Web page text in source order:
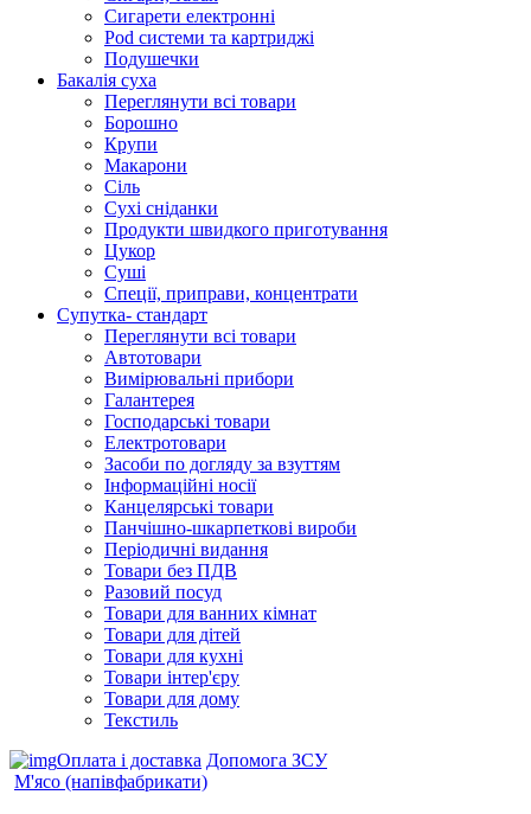
Сигарети електронні
Pod системи та картриджі
Подушечки
Бакалія суха
Переглянути всі товари
Борошно
Крупи
Макарони
Сіль
Сухі сніданки
Продукти швидкого приготування
Цукор
Суші
Спеції, приправи, концентрати
Супутка- стандарт
Переглянути всі товари
Автотовари
Вимірювальні прибори
Галантерея
Господарські товари
Електротовари
Засоби по догляду за взуттям
Інформаційні носії
Канцелярські товари
Панчішно-шкарпеткові вироби
Періодичні видання
Товари без ПДВ
Разовий посуд
Товари для ванних кімнат
Товари для дітей
Товари для кухні
Товари інтер'єру
Товари для дому
Текстиль
Оплата і доставка Допомога ЗСУ
М'ясо (напiвфабрикати)